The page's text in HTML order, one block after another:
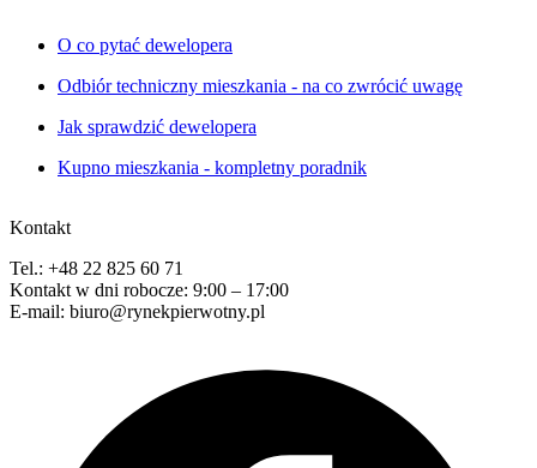
O co pytać dewelopera
Odbiór techniczny mieszkania - na co zwrócić uwagę
Jak sprawdzić dewelopera
Kupno mieszkania - kompletny poradnik
Kontakt
Tel.: +48 22 825 60 71
Kontakt w dni robocze: 9:00 – 17:00
E-mail: biuro@rynekpierwotny.pl